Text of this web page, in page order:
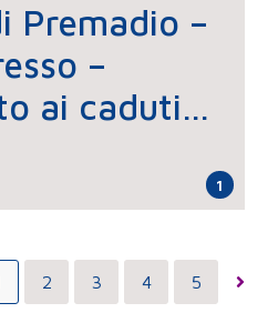
Premadio –
–
ai caduti
1
2 3 4 5